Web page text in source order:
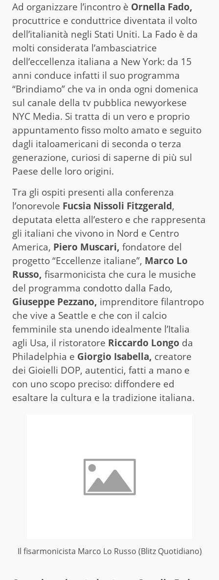
Ad organizzare l’incontro è Ornella Fado,
procuttrice e conduttrice diventata il volto
dell’italianità negli Stati Uniti. La Fado è da
molti considerata l’ambasciatrice
dell’eccellenza italiana a New York: da 15
anni conduce infatti il suo programma
“Brindiamo” che va in onda ogni domenica
sul canale della tv pubblica newyorkese
NYC Media. Si tratta di un vero e proprio
appuntamento fisso molto amato e seguito
dagli italoamericani di seconda o terza
generazione, curiosi di saperne di più sul
Paese delle loro origini.
Tra gli ospiti presenti alla conferenza
l’onorevole Fucsia Nissoli Fitzgerald,
deputata eletta all’estero e che rappresenta
gli italiani che vivono in Nord e Centro
America, Piero Muscari, fondatore del
progetto “Eccellenze italiane”, Marco Lo
Russo, fisarmonicista che cura le musiche
del programma condotto dalla Fado,
Giuseppe Pezzano, imprenditore filantropo
che vive a Seattle e che con il calcio
femminile sta unendo idealmente l’Italia
agli Usa, il ristoratore Riccardo Longo da
Philadelphia e Giorgio Isabella, creatore
dei Gioielli DOP, autentici, fatti a mano e
con uno scopo preciso: diffondere ed
esaltare la cultura e la tradizione italiana.
Il fisarmonicista Marco Lo Russo (Blitz Quotidiano)